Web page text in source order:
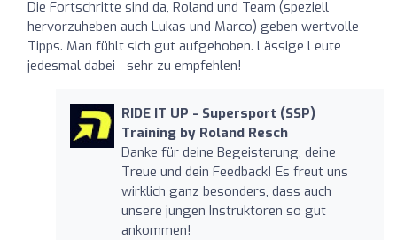
Die Fortschritte sind da, Roland und Team (speziell
hervorzuheben auch Lukas und Marco) geben wertvolle
Tipps. Man fühlt sich gut aufgehoben. Lässige Leute
jedesmal dabei - sehr zu empfehlen!
RIDE IT UP - Supersport (SSP)
Training by Roland Resch
Danke für deine Begeisterung, deine
Treue und dein Feedback! Es freut uns
wirklich ganz besonders, dass auch
unsere jungen Instruktoren so gut
ankommen!